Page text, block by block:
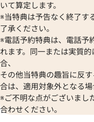
いて算定します。
※当特典は予告なく終了す
了承ください。
※電話予約特典は、電話予
れます。同一または実質
合、
その他当特典の趣旨に反
合は、適用対象外となる場
※ご不明な点がございまし
合わせください。